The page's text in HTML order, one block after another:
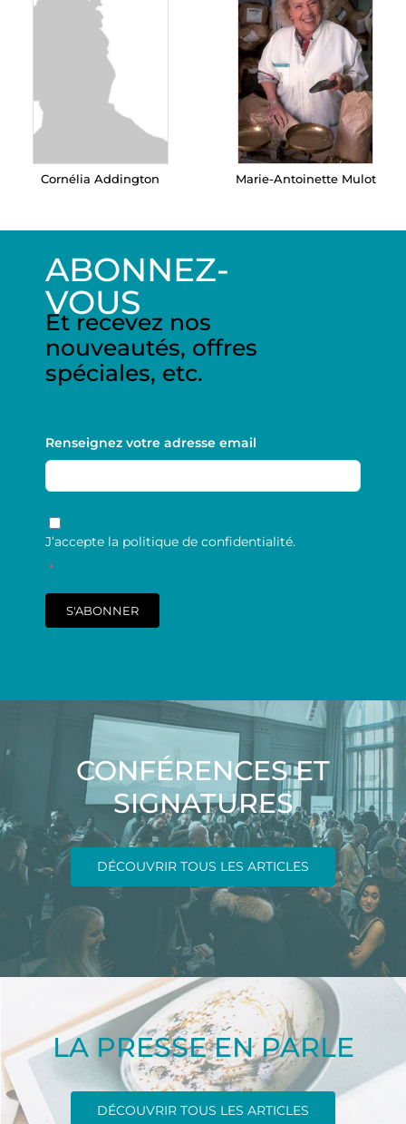
Cornélia Addington Marie-Antoinette Mulot
ABONNEZ-
VOUS
Et recevez nos
nouveautés, offres
spéciales, etc.
Renseignez votre adresse email
RGPD
J’accepte la politique de confidentialité.
*
S'ABONNER
CONFÉRENCES ET
SIGNATURES
DÉCOUVRIR TOUS LES ARTICLES
LA PRESSE EN PARLE
DÉCOUVRIR TOUS LES ARTICLES